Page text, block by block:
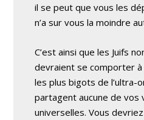
il se peut que vous les
n’a sur vous la moindre
C’est ainsi que les Juifs
devraient se comporter à
les plus bigots de l’ultra-
partagent aucune de vos
universelles. Vous